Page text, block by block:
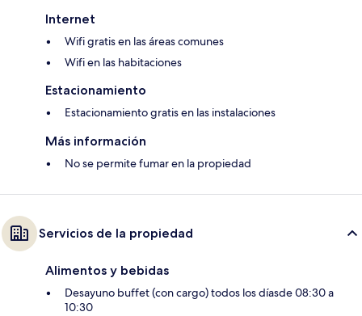
Internet
Wifi gratis en las áreas comunes
Wifi en las habitaciones
Estacionamiento
Estacionamiento gratis en las instalaciones
Más información
No se permite fumar en la propiedad
Servicios de la propiedad
Alimentos y bebidas
Desayuno buffet (con cargo) todos los díasde 08:30 a
10:30